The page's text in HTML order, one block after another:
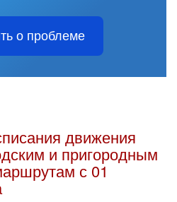
о проблеме
движения
и пригородным
с 01